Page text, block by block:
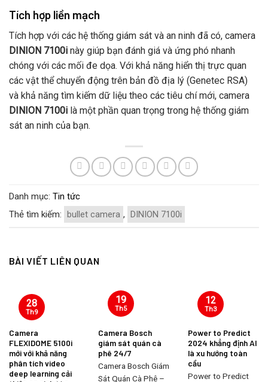
Tích hợp liền mạch
Tích hợp với các hệ thống giám sát và an ninh đã có, camera
DINION 7100i này giúp bạn đánh giá và ứng phó nhanh
chóng với các mối đe dọa. Với khả năng hiển thị trực quan
các vật thể chuyển động trên bản đồ địa lý (Genetec RSA)
và khả năng tìm kiếm dữ liệu theo các tiêu chí mới, camera
DINION 7100i là một phần quan trọng trong hệ thống giám
sát an ninh của bạn.
Danh mục: Tin tức
Thẻ tìm kiếm: bullet camera , DINION 7100i
BÀI VIẾT LIÊN QUAN
Camera
FLEXIDOME 5100i
mới với khả năng
phân tích video
deep learning cải
28
Th9
Camera Bosch
giám sát quán cà
phê 24/7
Camera Bosch Giám
Sát Quán Cà Phê –
19
Th5
Power to Predict
2024 khẳng định AI
là xu hướng toàn
cầu
Power to Predict
12
Th3